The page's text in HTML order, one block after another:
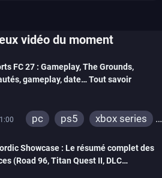
vidéo du moment
FC 27 : Gameplay, The Grounds,
gameplay, date… Tout savoir
pc ps5
xbox series
Showcase : Le résumé complet des
(Road 96, Titan Quest II, DLC